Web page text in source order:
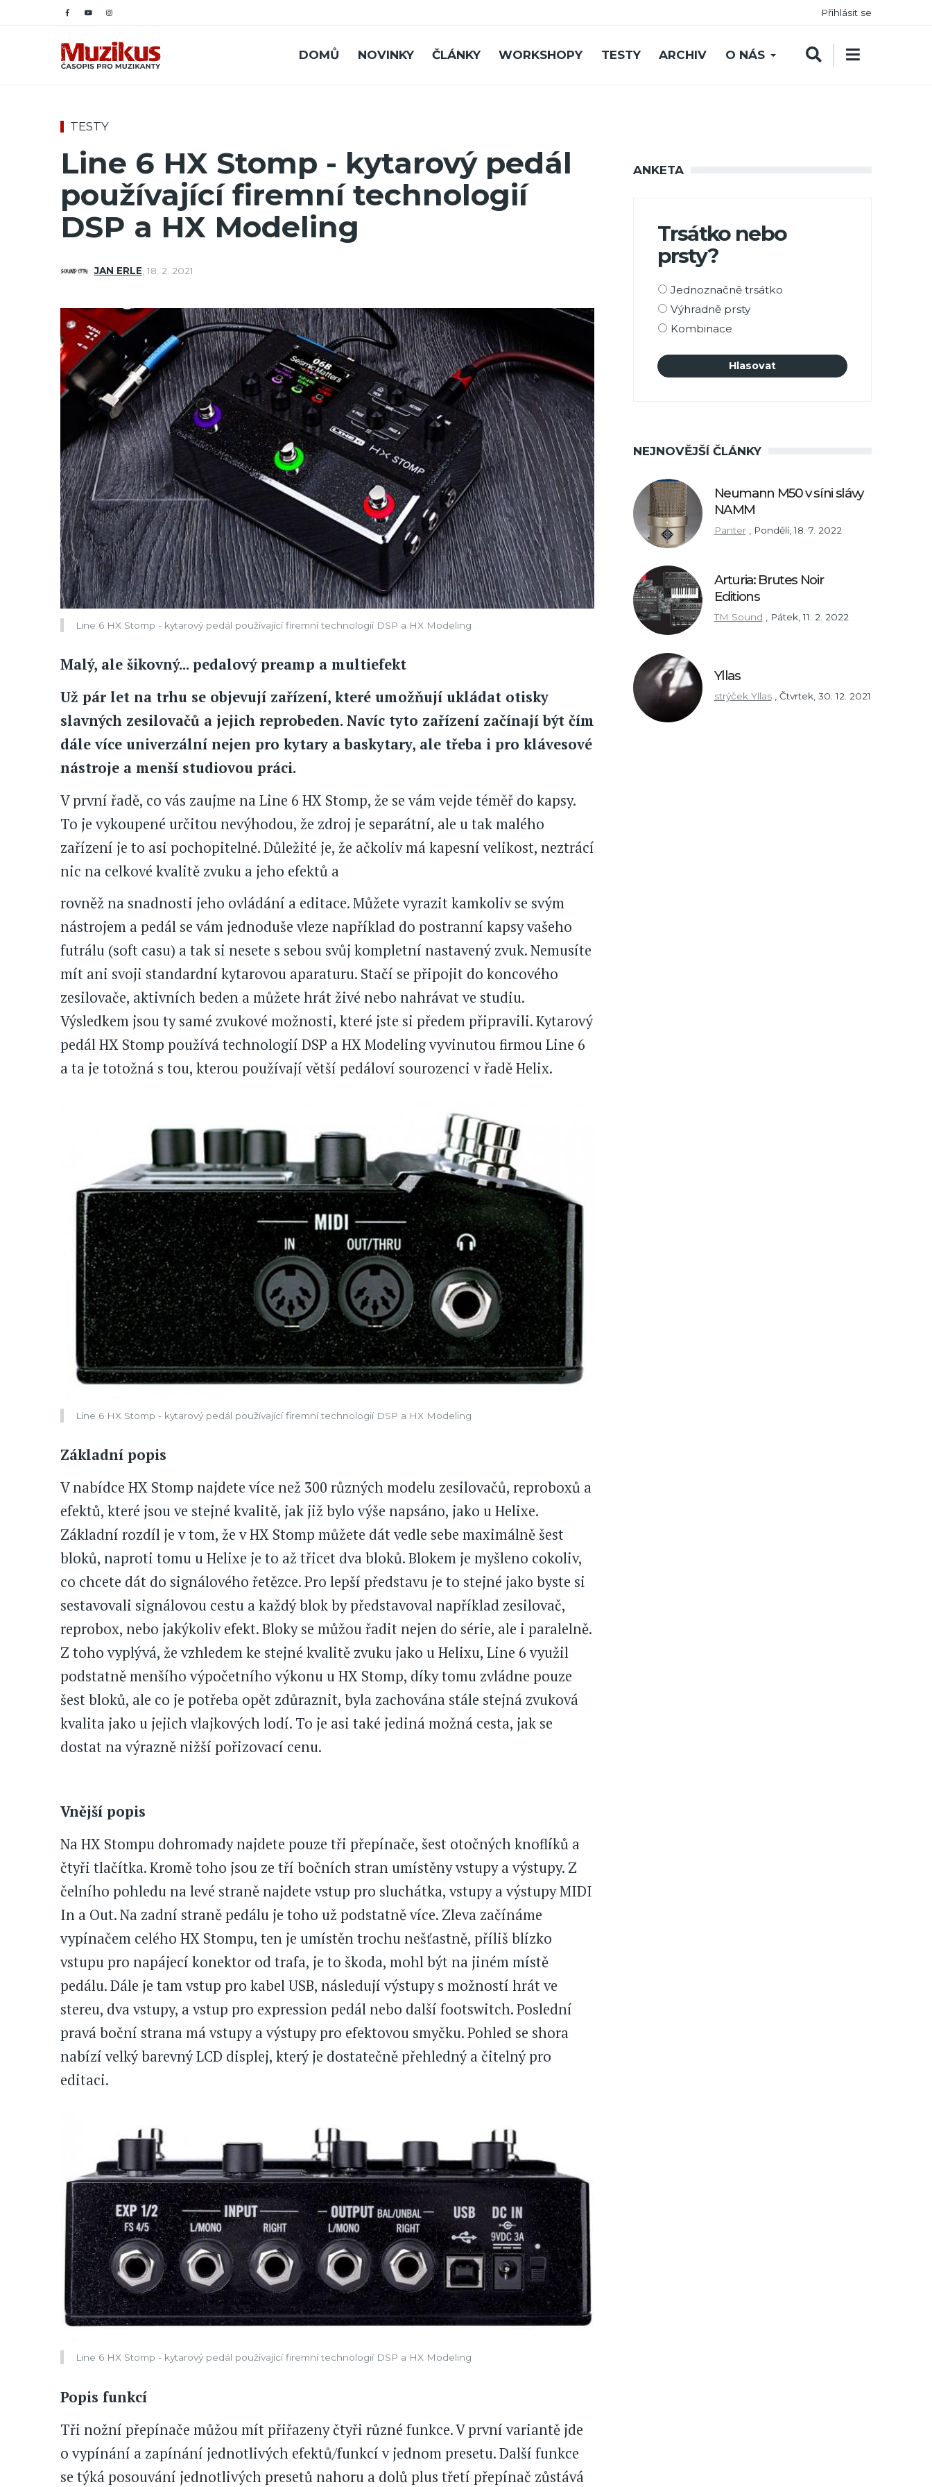
Přihlásit se
DOMŮ NOVINKY ČLÁNKY WORKSHOPY TESTY ARCHIV O NÁS
TESTY
Line 6 HX Stomp - kytarový pedál
používající firemní technologií
DSP a HX Modeling
JAN ERLE 18. 2. 2021
Line 6 HX Stomp - kytarový pedál používající firemní technologií DSP a HX Modeling
Malý, ale šikovný... pedalový preamp a multiefekt
Už pár let na trhu se objevují zařízení, které umožňují ukládat otisky
slavných zesilovačů a jejich reprobeden. Navíc tyto zařízení začínají být čím
dále více univerzální nejen pro kytary a baskytary, ale třeba i pro klávesové
nástroje a menší studiovou práci.
V první řadě, co vás zaujme na Line 6 HX Stomp, že se vám vejde téměř do kapsy.
To je vykoupené určitou nevýhodou, že zdroj je separátní, ale u tak malého
zařízení je to asi pochopitelné. Důležité je, že ačkoliv má kapesní velikost, neztrácí
nic na celkové kvalitě zvuku a jeho efektů a
rovněž na snadnosti jeho ovládání a editace. Můžete vyrazit kamkoliv se svým
nástrojem a pedál se vám jednoduše vleze například do postranní kapsy vašeho
futrálu (soft casu) a tak si nesete s sebou svůj kompletní nastavený zvuk. Nemusíte
mít ani svoji standardní kytarovou aparaturu. Stačí se připojit do koncového
zesilovače, aktivních beden a můžete hrát živé nebo nahrávat ve studiu.
Výsledkem jsou ty samé zvukové možnosti, které jste si předem připravili. Kytarový
pedál HX Stomp používá technologií DSP a HX Modeling vyvinutou firmou Line 6
a ta je totožná s tou, kterou používají větší pedáloví sourozenci v řadě Helix.
Line 6 HX Stomp - kytarový pedál používající firemní technologií DSP a HX Modeling
Základní popis
V nabídce HX Stomp najdete více než 300 různých modelu zesilovačů, reproboxů a
efektů, které jsou ve stejné kvalitě, jak již bylo výše napsáno, jako u Helixe.
Základní rozdíl je v tom, že v HX Stomp můžete dát vedle sebe maximálně šest
bloků, naproti tomu u Helixe je to až třicet dva bloků. Blokem je myšleno cokoliv,
co chcete dát do signálového řetězce. Pro lepší představu je to stejné jako byste si
sestavovali signálovou cestu a každý blok by představoval například zesilovač,
reprobox, nebo jakýkoliv efekt. Bloky se můžou řadit nejen do série, ale i paralelně.
Z toho vyplývá, že vzhledem ke stejné kvalitě zvuku jako u Helixu, Line 6 využil
podstatně menšího výpočetního výkonu u HX Stomp, díky tomu zvládne pouze
šest bloků, ale co je potřeba opět zdůraznit, byla zachována stále stejná zvuková
kvalita jako u jejich vlajkových lodí. To je asi také jediná možná cesta, jak se
dostat na výrazně nižší pořizovací cenu.
Vnější popis
Na HX Stompu dohromady najdete pouze tři přepínače, šest otočných knoflíků a
čtyři tlačítka. Kromě toho jsou ze tří bočních stran umístěny vstupy a výstupy. Z
čelního pohledu na levé straně najdete vstup pro sluchátka, vstupy a výstupy MIDI
In a Out. Na zadní straně pedálu je toho už podstatně více. Zleva začínáme
vypínačem celého HX Stompu, ten je umístěn trochu nešťastně, příliš blízko
vstupu pro napájecí konektor od trafa, je to škoda, mohl být na jiném místě
pedálu. Dále je tam vstup pro kabel USB, následují výstupy s možností hrát ve
stereu, dva vstupy, a vstup pro expression pedál nebo další footswitch. Poslední
pravá boční strana má vstupy a výstupy pro efektovou smyčku. Pohled se shora
nabízí velký barevný LCD displej, který je dostatečně přehledný a čitelný pro
editaci.
Line 6 HX Stomp - kytarový pedál používající firemní technologií DSP a HX Modeling
Popis funkcí
Tři nožní přepínače můžou mít přiřazeny čtyři různé funkce. V první variantě jde
o vypínání a zapínání jednotlivých efektů/funkcí v jednom presetu. Další funkce
se týká posouvání jednotlivých presetů nahoru a dolů plus třetí přepínač zůstává
ANKETA
Trsátko nebo
prsty?
Možnosti
výběru
Jednoznačně trsátko
Výhradně prsty
Kombinace
NEJNOVĚJŠÍ ČLÁNKY
Neumann M50 v síni slávy
NAMM
Panter Pondělí, 18. 7. 2022
Arturia: Brutes Noir
Editions
TM Sound , Pátek, 11. 2. 2022
Yllas
strýček Yllas Čtvrtek, 30. 12. 2021